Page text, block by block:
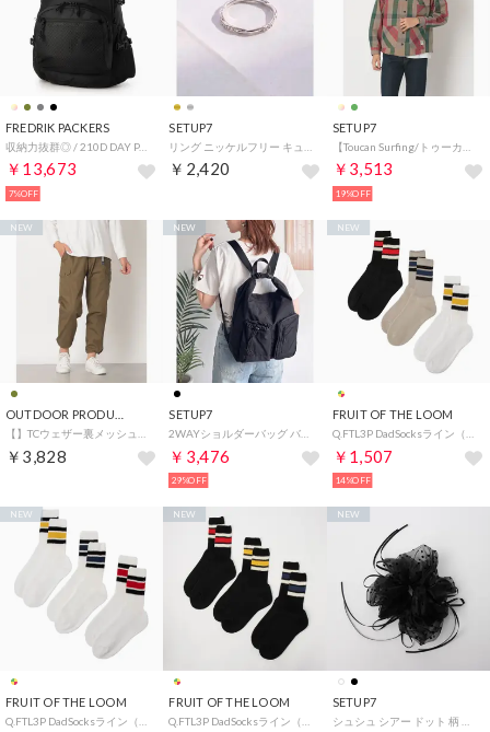
FREDRIK PACKERS
収納力抜群◎ / 210D DAY PACK TIPI リュック バックパック マザーズバッグ 軽量 （ブラック系7）
￥13,673
7%OFF
SETUP7
￥2,420
SETUP7
￥3,513
19%OFF
￥3,828
NEW
SETUP7
￥3,476
NEW
29%OFF
FRUIT OF THE LOOM
￥1,507
NEW
14%OFF
FRUIT OF THE LOOM
NEW
FRUIT OF THE LOOM
NEW
SETUP7
NEW